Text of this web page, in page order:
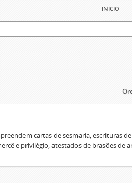
início
cartas de sesmaria, escrituras
e privilégio, atestados de brasões de